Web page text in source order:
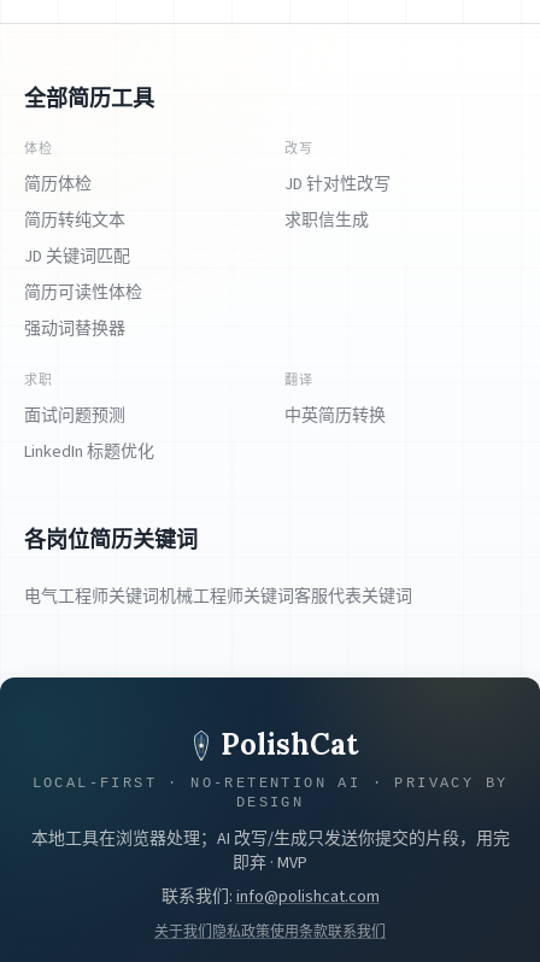
全部简历工具
体检
简历体检
简历转纯文本
JD 关键词匹配
简历可读性体检
强动词替换器
改写
JD 针对性改写
求职信生成
求职
面试问题预测
LinkedIn 标题优化
翻译
中英简历转换
各岗位简历关键词
电气工程师关键词机械工程师关键词客服代表关键词
PolishCat
LOCAL-FIRST · NO-RETENTION AI · PRIVACY BY
DESIGN
本地工具在浏览器处理；AI 改写/生成只发送你提交的片段，用完
即弃 · MVP
联系我们: info@polishcat.com
关于我们隐私政策使用条款联系我们